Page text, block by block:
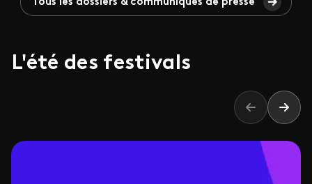
Tous les dossiers & communiqués de presse
L'été des festivals